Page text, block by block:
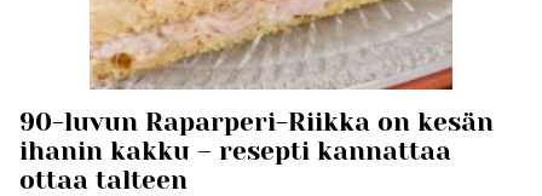
90-luvun Raparperi-Riikka on kesän
ihanin kakku – resepti kannattaa
ottaa talteen